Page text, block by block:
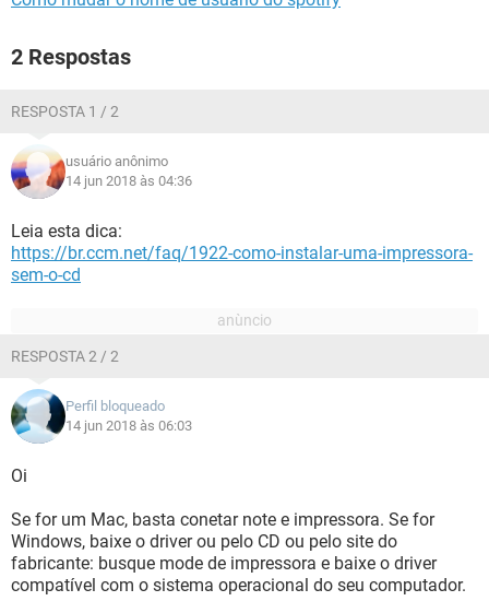
2 Respostas
RESPOSTA 1 / 2
usuário anônimo
14 jun 2018 às 04:36
Leia esta dica:
https://br.ccm.net/faq/1922-como-instalar-uma-impressora-
sem-o-cd
RESPOSTA 2 / 2
Perfil bloqueado
14 jun 2018 às 06:03
Oi
Se for um Mac, basta conetar note e impressora. Se for
Windows, baixe o driver ou pelo CD ou pelo site do
fabricante: busque mode de impressora e baixe o driver
compatível com o sistema operacional do seu computador.